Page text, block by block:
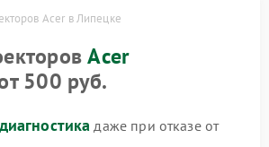
Acer в Липецке
Acer
500 руб.
даже при отказе от